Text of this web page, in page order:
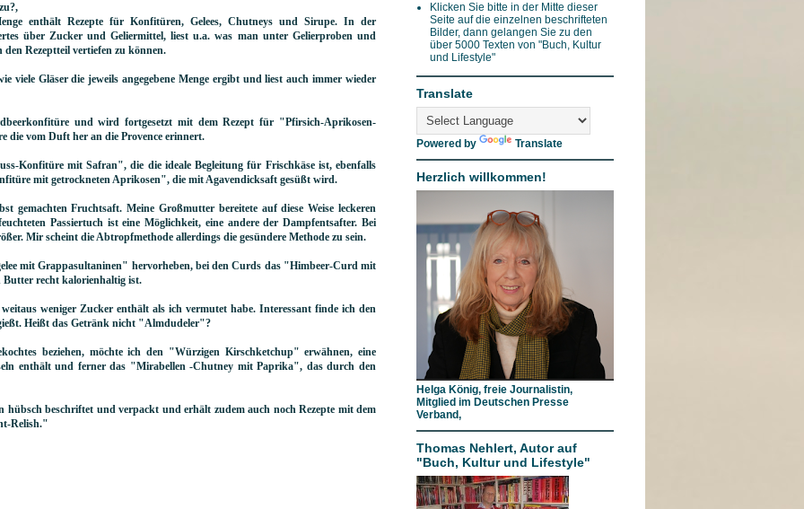
,
enthält Rezepte für Konfitüren, Gelees, Chutneys und Sirupe. In der
über Zucker und Geliermittel, liest u.a. was man unter Gelierproben und
Rezeptteil vertiefen zu können.
viele Gläser die jeweils angegebene Menge ergibt und liest auch immer wieder
und wird fortgesetzt mit dem Rezept für "Pfirsich-Aprikosen-
vom Duft her an die Provence erinnert.
Konfitüre mit Safran", die die ideale Begleitung für Frischkäse ist, ebenfalls
mit getrockneten Aprikosen", die mit Agavendicksaft gesüßt wird.
gemachten Fruchtsaft. Meine Großmutter bereitete auf diese Weise leckeren
Passiertuch ist eine Möglichkeit, eine andere der Dampfentsafter. Bei
Mir scheint die Abtropfmethode allerdings die gesündere Methode zu sein.
mit Grappasultaninen" hervorheben, bei den Curds das "Himbeer-Curd mit
Butter recht kalorienhaltig ist.
weniger Zucker enthält als ich vermutet habe. Interessant finde ich den
Heißt das Getränk nicht "Almdudeler"?
beziehen, möchte ich den "Würzigen Kirschketchup" erwähnen, eine
enthält und ferner das "Mirabellen -Chutney mit Paprika", das durch den
hübsch beschriftet und verpackt und erhält zudem auch noch Rezepte mit dem
Relish."
Klicken Sie bitte in der Mitte dieser
Seite auf die einzelnen beschrifteten
Bilder, dann gelangen Sie zu den
über 5000 Texten von "Buch, Kultur
und Lifestyle"
Translate
Powered by Translate
Herzlich willkommen!
Helga König, freie Journalistin,
Mitglied im Deutschen Presse
Verband,
Thomas Nehlert, Autor auf
"Buch, Kultur und Lifestyle"